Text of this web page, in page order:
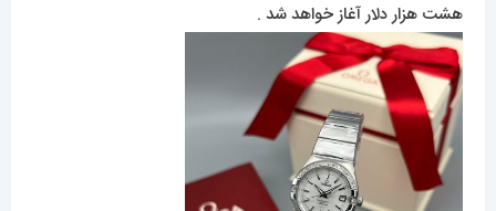
هشت هزار دلار آغاز خواهد شد .